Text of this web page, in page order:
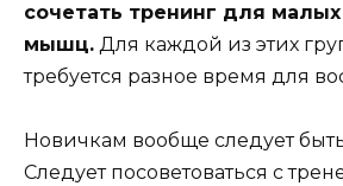
сочетать тренинг для
мышц. Для каждой из этих
требуется разное время для
Новичкам вообще следует
Следует посоветоваться с